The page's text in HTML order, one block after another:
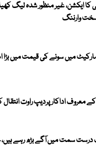
کا ایکشن، غیر منظور شدہ لیگ
وارننگ
میں سونے کی قیمت میں بڑا
کے معروف اداکار پردیپ راوت
درست سمت میں آگے بڑھ رہے ہیں،